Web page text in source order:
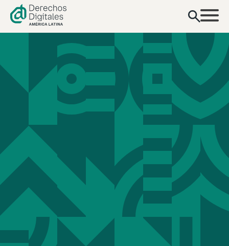
contenido